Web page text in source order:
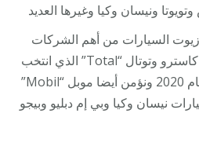
ونيسان وكيا وغيرها العديد
زيوت السيارات من أهم الشركات
تصنيع الزيوت كشركة كاسترو وتوتال “Total” الذي انتخب
أفضل زيت للسيارة لعام 2020 ونؤمن أيضا موبل “Mobil”
نيسان وكيا وبي إم دبليو وبيجو